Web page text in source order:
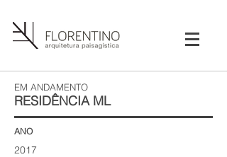
EM ANDAMENTO
RESIDÊNCIA ML
ANO​
2017